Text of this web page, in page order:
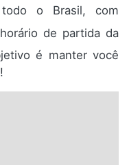
o Brasil, com
de partida da
é manter você